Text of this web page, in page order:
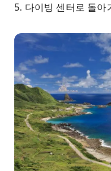
5. 다이빙 센터로 돌